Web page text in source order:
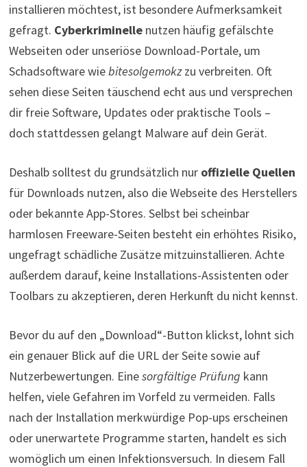
installieren möchtest, ist besondere Aufmerksamkeit
gefragt. Cyberkriminellenutzen häufig gefälschte
Webseiten oder unseriöse Download-Portale, um
Schadsoftware wiebitesolgemokzzu verbreiten. Oft
sehen diese Seiten täuschend echt aus und versprechen
dir freie Software, Updates oder praktische Tools –
doch stattdessen gelangt Malware auf dein Gerät.
Deshalb solltest du grundsätzlich nur offizielle Quellen
für Downloads nutzen, also die Webseite des Herstellers
oder bekannte App-Stores. Selbst bei scheinbar
harmlosen Freeware-Seiten besteht ein erhöhtes Risiko,
ungefragt schädliche Zusätze mitzuinstallieren. Achte
außerdem darauf, keine Installations-Assistenten oder
Toolbars zu akzeptieren, deren Herkunft du nicht kennst.
Bevor du auf den „Download“-Button klickst, lohnt sich
ein genauer Blick auf die URL der Seite sowie auf
Nutzerbewertungen. Einesorgfältige Prüfung kann
helfen, viele Gefahren im Vorfeld zu vermeiden. Falls
nach der Installation merkwürdige Pop-ups erscheinen
oder unerwartete Programme starten, handelt es sich
womöglich um einen Infektionsversuch. In diesem Fall